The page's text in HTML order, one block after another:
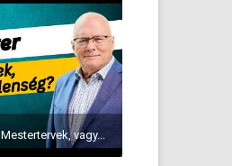
vagy...